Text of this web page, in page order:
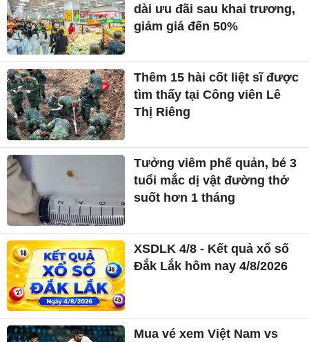
dài ưu đãi sau khai trương,
giảm giá đến 50%
Thêm 15 hài cốt liệt sĩ được
tìm thấy tại Công viên Lê
Thị Riêng
Tưởng viêm phế quản, bé 3
tuổi mắc dị vật đường thở
suốt hơn 1 tháng
XSDLK 4/8 - Kết quả xổ số
Đắk Lắk hôm nay 4/8/2026
Mua vé xem Việt Nam vs